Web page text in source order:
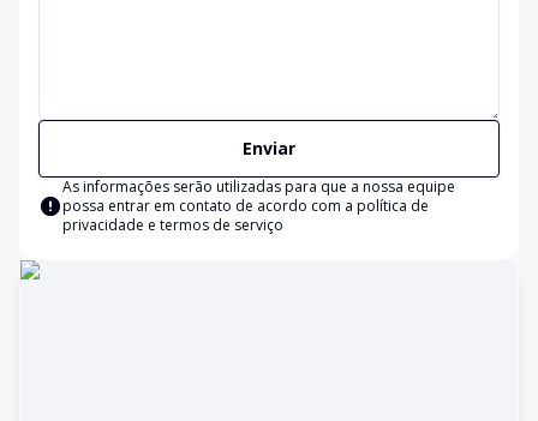
Enviar
As informações serão utilizadas para que a nossa equipe
possa entrar em contato de acordo com a política de
privacidade e termos de serviço